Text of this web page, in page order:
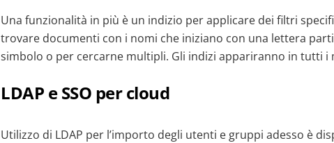
Una funzionalità in più è un indizio per applicare dei filtri
trovare documenti con i nomi che iniziano con una lettera
simbolo o per cercarne multipli. Gli indizi appariranno in tutti i
LDAP e SSO per cloud
Utilizzo di LDAP per l’importo degli utenti e gruppi adesso è